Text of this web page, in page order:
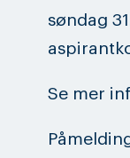
søndag
Se mer